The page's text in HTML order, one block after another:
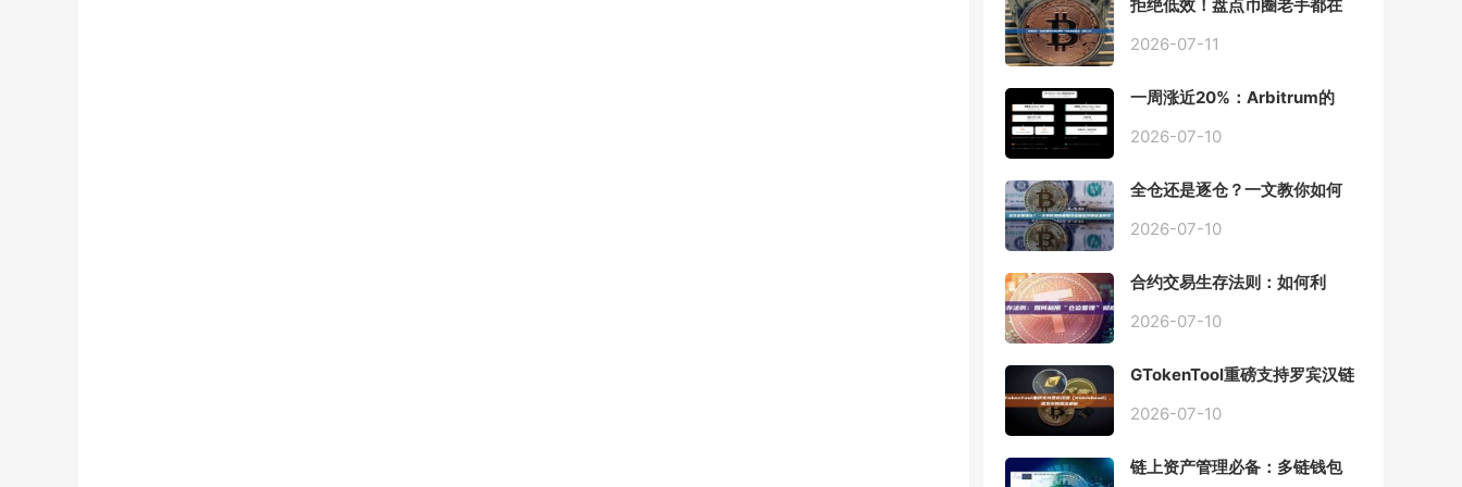
拒绝低效！盘点币圈老手都在
具
2026-07-11
一周涨近20%：Arbitrum的
Chain一夜盘活
2026-07-10
全仓还是逐仓？一文教你如何
2026-07-10
合约交易生存法则：如何利
2026-07-10
GTokenTool重磅支持罗宾汉链
程全解析
2026-07-10
链上资产管理必备：多链钱包